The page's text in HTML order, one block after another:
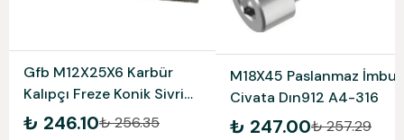
Gfb M12X25X6 Karbür
Kalıpçı Freze Konik Sivri
Gfb3258
₺ 246.10₺ 256.35
M18X45 Paslanmaz İmbus
Civata Dın912 A4-316
₺ 247.00₺ 257.29